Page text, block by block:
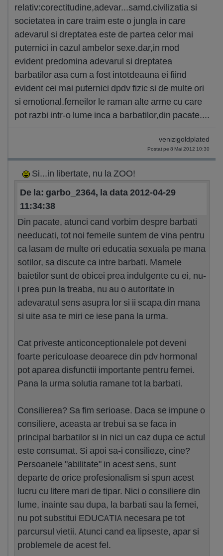
relativ:corectitudine,adevar...samd.civilizatia si
societatea in care traim este o jungla in care
adevarul si dreptatea este de partea celor mai
puternici in cazul ambelor sexe.dar,in mod
evident predomina adevarul si dreptatea
barbatilor asa cum a fost intotdeauna ei fiind
evident cei mai puternici dpdv fizic si de multe ori
si emotional.femeilor le raman alte arme cu care
pot razbi intr-o lume inca a barbatilor,din pacate....
venizigoldplated
Postat pe 8 Mai 2012 10:30
Si...in libertate, nu la ZOO!
De la: garbo_2364, la data 2012-04-29
11:34:38
Din pacate, atunci cand vorbim despre barbati
needucati, tot noi femeile suntem de vina pentru
ca lasam de multe ori educatia sexuala pe mana
sotilor, sa discute ca intre barbati. Mamele
baietilor sunt de obicei prea indulgente cu ei, nu-
i prea pun la treaba, nu au o autoritate in
adevaratul sens asupra lor si ii scapa din mana
si uite asa te miri ce iese pana la urma.
Cat priveste anticonceptionalele pot deveni
foarte periculoase deoarece din pdv hormonal
pot aparea disfunctii importante pentru femei.
Pana la urma solutia ramane tot la barbati.
Consilierea? Sa fim serioase. Daca se impune o
consiliere, aceasta ar trebui sa se faca in
principal barbatilor si in nici un caz dupa ce actul
este consumat. Si apoi sa-i consilieze, cine?
Persoanele "abilitate" in acest sens, sunt
departe de orice profesionalism si spun acest
lucru cu litere mari de tipar. Nici o consiliere din
lume, inainte sau dupa, la barbati sau la femei,
nu pot substitui EDUCATIA necesara pe tot
parcursul vietii. Atunci cand ea lipseste, apar si
problemele de acest fel.